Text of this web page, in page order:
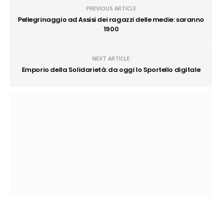
PREVIOUS ARTICLE
Pellegrinaggio ad Assisi dei ragazzi delle medie: saranno
1900
NEXT ARTICLE
Emporio della Solidarietà: da oggi lo Sportello digitale